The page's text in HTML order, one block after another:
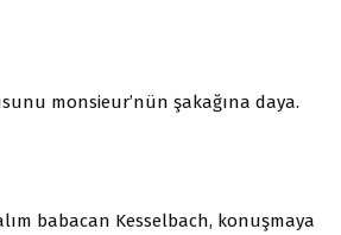
monsieur’nün şakağına daya.
babacan Kesselbach, konuşmaya